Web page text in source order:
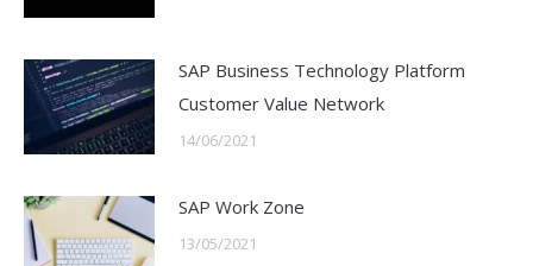
SAP Business Technology Platform
Customer Value Network
14/06/2021
SAP Work Zone
13/05/2021